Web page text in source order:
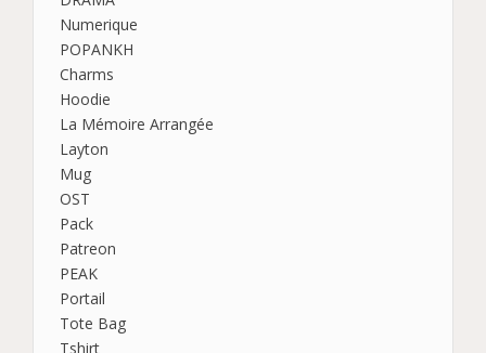
Numerique
POPANKH
Charms
Hoodie
La Mémoire Arrangée
Layton
Mug
OST
Pack
Patreon
PEAK
Portail
Tote Bag
Tshirt